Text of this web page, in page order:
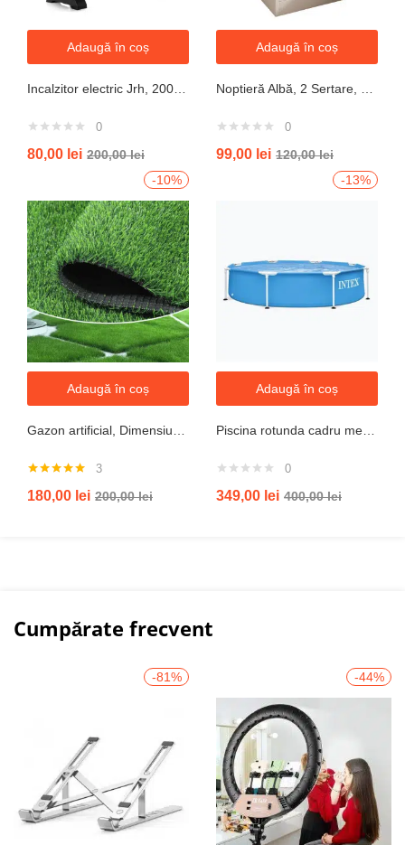
Adaugă în coș
0
80,00 lei 200,00lei
Adaugă în coș
0
99,00 lei 120,00lei
-10%
Adaugă în coș
5.00din 5
3
180,00 lei 200,00lei
-13%
Adaugă în coș
0
349,00 lei 400,00lei
Cumpărate frecvent
-81% -44%